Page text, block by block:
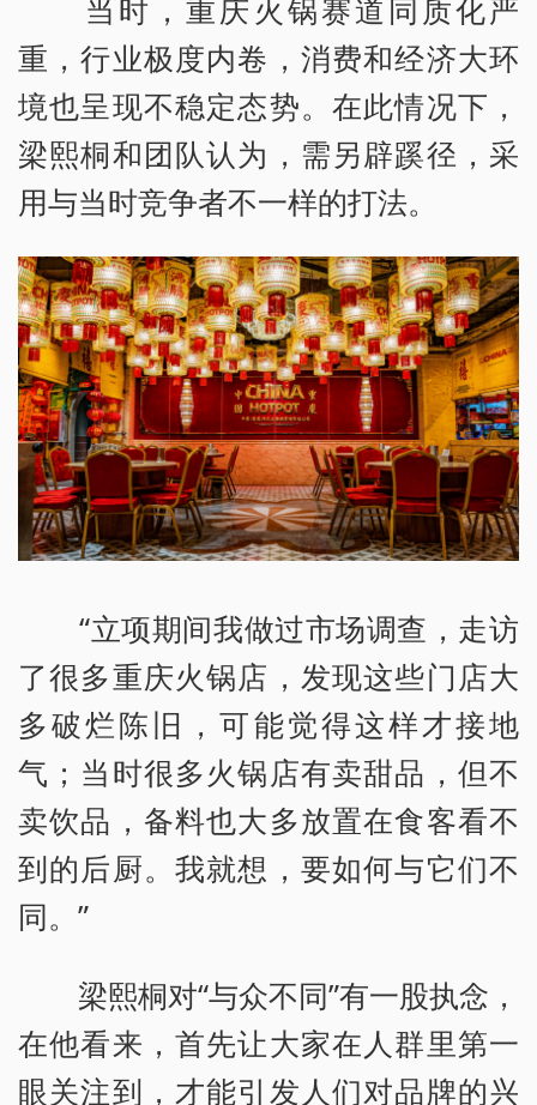
当时，重庆火锅赛道同质化严
重，行业极度内卷，消费和经济大环
境也呈现不稳定态势。在此情况下，
梁熙桐和团队认为，需另辟蹊径，采
用与当时竞争者不一样的打法。
“立项期间我做过市场调查，走访
了很多重庆火锅店，发现这些门店大
多破烂陈旧，可能觉得这样才接地
气；当时很多火锅店有卖甜品，但不
卖饮品，备料也大多放置在食客看不
到的后厨。我就想，要如何与它们不
同。”
梁熙桐对“与众不同”有一股执念，
在他看来，首先让大家在人群里第一
眼关注到，才能引发人们对品牌的兴